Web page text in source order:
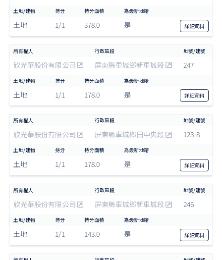
土地 1/1 378.0 是 詳細資料
欣光華股份有限公司 屏東縣車城鄉新車城段 247
土地 1/1 178.0 是 詳細資料
欣光華股份有限公司 屏東縣車城鄉田中央段 123-8
土地 1/1 178.0 是 詳細資料
欣光華股份有限公司 屏東縣車城鄉新車城段 246
土地 1/1 143.0 是 詳細資料